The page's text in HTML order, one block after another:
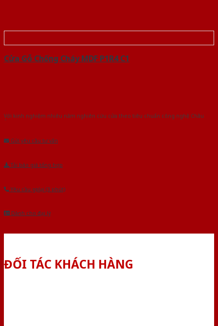
Cửa Gỗ Chống Cháy MDF P1R4 C1
Với kinh nghiệm nhiêu năm nghiên cứu cửa theo tiêu chuẩn công nghệ Châu
Âu.Chúng tôi tự tin là nhà sản xuất & cung cấp hàng đầu tại Việt Nam!
Gửi yêu cầu tư vấn
Tải báo giá tổng hợp
Yêu cầu gọi lại (3 phút)
Dành cho đại lý
ĐỐI TÁC KHÁCH HÀNG